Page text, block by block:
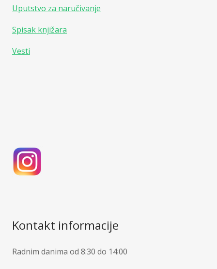
Uputstvo za naručivanje
Spisak knjižara
Vesti
Kontakt informacije
Radnim danima od 8:30 do 14:00